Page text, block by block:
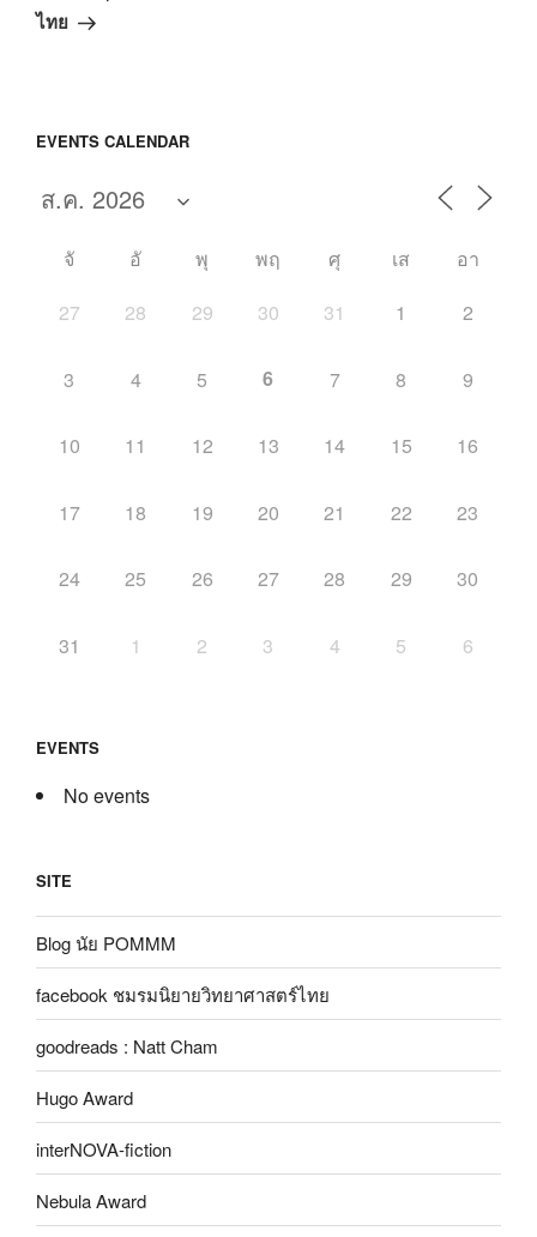
ไป
ไทย
EVENTS CALENDAR
จั อั พุ พฤ ศุ เส
อา
27
28 29 30 31 1 2
3 4 5 6 7 8 9
10 11 12 13 14 15 16
17 18 19 20 21 22 23
24 25 26 27 28 29 30
31 1 2 3 4 5 6
EVENTS
No events
SITE
Blog นัย POMMM
facebook ชมรมนิยายวิทยาศาสตร์ไทย
goodreads : Natt Cham
Hugo Award
interNOVA-fiction
Nebula Award